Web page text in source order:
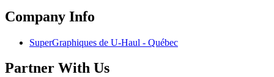
Company Info
SuperGraphiques de U-Haul - Québec
Partner With Us